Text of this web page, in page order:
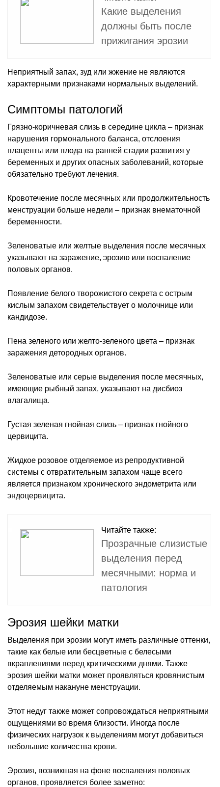
Какие выделения
должны быть после
прижигания эрозии
Неприятный запах, зуд или жжение не являются
характерными признаками нормальных выделений.
Симптомы патологий
Грязно-коричневая слизь в середине цикла – признак
нарушения гормонального баланса, отслоения
плаценты или плода на ранней стадии развития у
беременных и других опасных заболеваний, которые
обязательно требуют лечения.
Кровотечение после месячных или продолжительность
менструации больше недели – признак внематочной
беременности.
Зеленоватые или желтые выделения после месячных
указывают на заражение, эрозию или воспаление
половых органов.
Появление белого творожистого секрета с острым
кислым запахом свидетельствует о молочнице или
кандидозе.
Пена зеленого или желто-зеленого цвета – признак
заражения детородных органов.
Зеленоватые или серые выделения после месячных,
имеющие рыбный запах, указывают на дисбиоз
влагалища.
Густая зеленая гнойная слизь – признак гнойного
цервицита.
Жидкое розовое отделяемое из репродуктивной
системы с отвратительным запахом чаще всего
является признаком хронического эндометрита или
эндоцервицита.
Читайте также:
Прозрачные слизистые
выделения перед
месячными: норма и
патология
Эрозия шейки матки
Выделения при эрозии могут иметь различные оттенки,
такие как белые или бесцветные с белесыми
вкраплениями перед критическими днями. Также
эрозия шейки матки может проявляться кровянистым
отделяемым накануне менструации.
Этот недуг также может сопровождаться неприятными
ощущениями во время близости. Иногда после
физических нагрузок к выделениям могут добавиться
небольшие количества крови.
Эрозия, возникшая на фоне воспаления половых
органов, проявляется более заметно: